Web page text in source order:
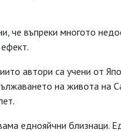
че въпреки многото
автори са учени от
на живота на
еднояйчни близнаци.